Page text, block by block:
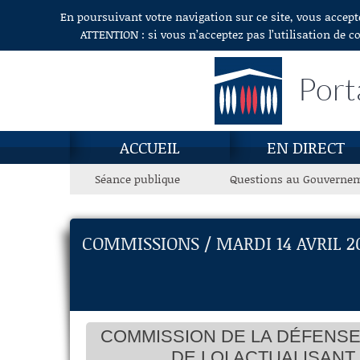
Aller au contenuEn poursuivant votre navigation sur ce site, vous
ATTENTION : si vous n’acceptez pas l’utilisation
ACCUEIL EN DIRECT
Séance publique Questions au
COMMISSIONS / MARDI 14 AVRIL
COMMISSION DE LA